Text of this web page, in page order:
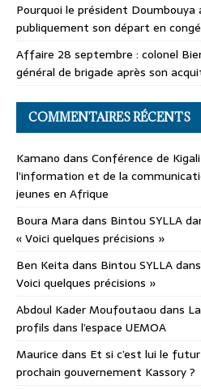
Pourquoi le président Doumbouya
publiquement son départ en
Affaire 28 septembre : colonel
général de brigade après son
COMMENTAIRES RÉCENTS
Kamano dans Conférence de
l’information et de la
jeunes en Afrique
Boura Mara dans Bintou SYLLA
« Voici quelques précisions »
Ben Keita dans Bintou SYLLA
Voici quelques précisions »
Abdoul Kader Moufoutaou dans
profils dans l’espace UEMOA
Maurice dans Et si c’est lui le
prochain gouvernement Kassory ?